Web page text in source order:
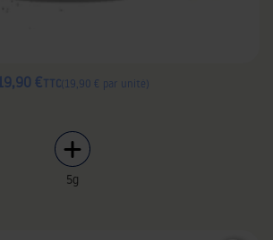
€ TTC 19,90 € par unité
5g